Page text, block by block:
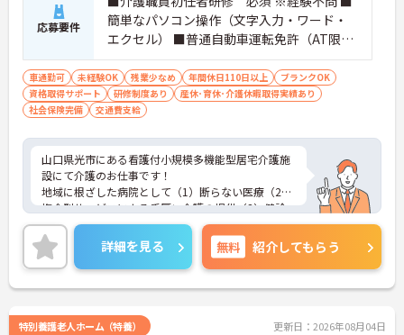
応募要件
簡単なパソコン操作（文字入力・ワード・
エクセル） ■普通自動車運転免許（AT限定
可）必須
車通勤可 未経験OK 残業少なめ 年間休日110日以上
ブランクOK
資格取得サポート
研修制度あり
産休･育休･介護休暇取得実績あり
社会保険完備
交通費支給
山口県光市にある看護付小規模多機能型居宅介護施
設にて介護のお仕事です！
地域に根ざした病院として（1）断らない医療（2）
複合型サービスによる手厚い介護の提供（3）健診
をはじめとした幅広い年代への予防活動に取り組ん
でいる法人様です★
ご興味ある方には、面接対策ポイントなど、さらに
詳細をお話しいたしますのでお気軽にご相談くださ
い。
詳細を見る 無料 紹介してもらう
特別養護老人ホーム（特養） 更新日：2026年08月04日